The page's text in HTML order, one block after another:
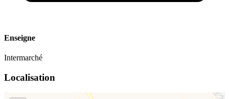
Enseigne
Intermarché
Localisation